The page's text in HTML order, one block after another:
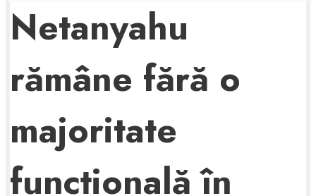
Netanyahu
rămâne fără o
majoritate
funcțională în